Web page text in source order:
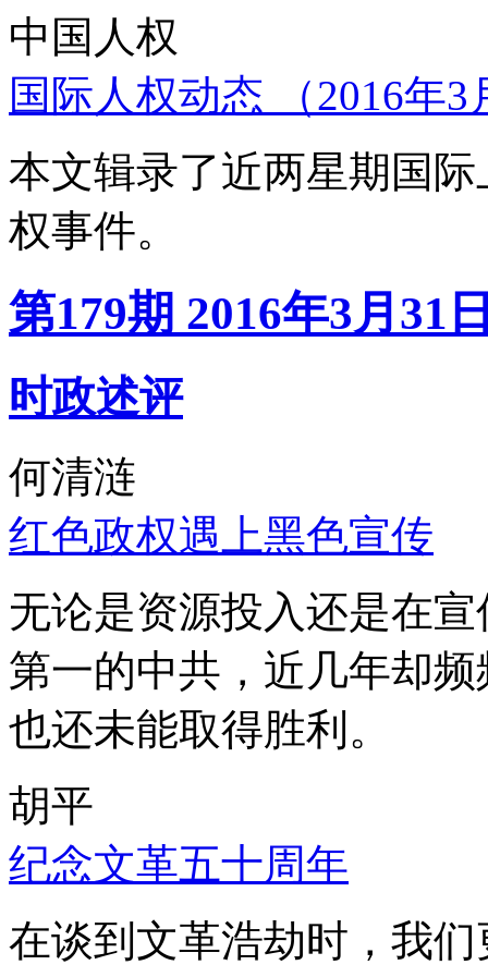
中国人权
国际人权动态 （2016年
本文辑录了近两星期国
权事件。
第179期 2016年3月31
时政述评
何清涟
红色政权遇上黑色宣传
无论是资源投入还是在
第一的中共，近几年却
也还未能取得胜利。
胡平
纪念文革五十周年
在谈到文革浩劫时，我